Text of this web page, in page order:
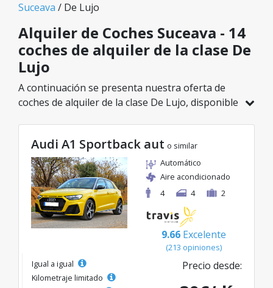
Suceava / De Lujo
Alquiler de Coches Suceava - 14
coches de alquiler de la clase De
Lujo
A continuación se presenta nuestra oferta de
coches de alquiler de la clase De Lujo, disponible
categoría seleccionada, con tarifas excelentes
desde solo 39€/día.
Audi A1 Sportback aut o similar
Automático
Aire acondicionado
4
4 2
9.66 Excelente
(213 opiniones)
Igual a igual
Kilometraje limitado
Precio desde: